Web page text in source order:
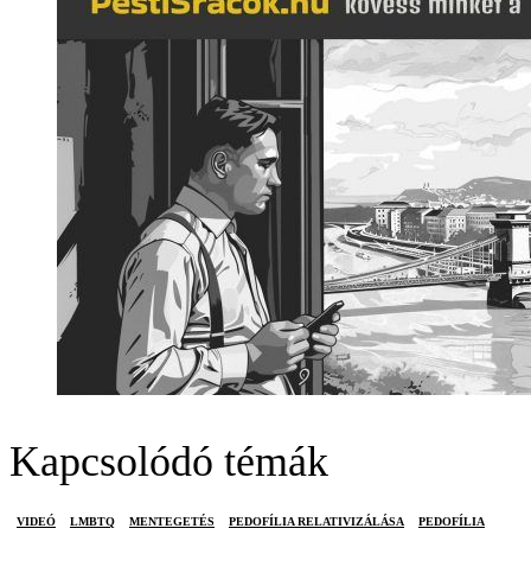
Kapcsolódó témák
VIDEÓ LMBTQ MENTEGETÉS PEDOFÍLIA RELATIVIZÁLÁSA PEDOFÍLIA